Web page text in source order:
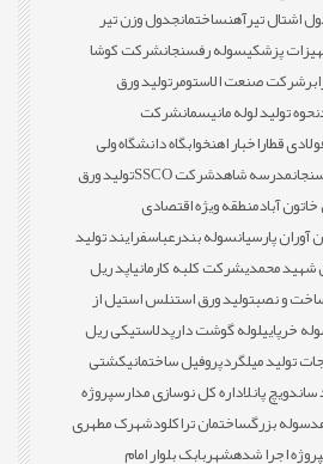
اشتال تیرآهنساختمانجدول وزن تیر
پزشکیسوله رفسنجانشرکت کوشا
شرکت صنعت الاستومرتولید ورق
نحوه تولید لوله مانیسمانشرکت
قطاراخبار اهنخوابگاه دانشگاه ولی
مدرسه شاهدشرکت SSCO
تولید ورق
آبادمنطقه ویژه اقتصادی
پارسیانسوله بندرعباسفرایند تولید
شهید محمدیشرکت کلبه کارمانیاپد ریل
و نصبتولید ورق استنلس استیل از
خرپاییلوله گوشت دارپدلاستیکی ریل
تولید میلگردپروفیل ساختمانیکشتی
ساندویچ پانلاداره کل نوسازی مدارسپروژه
سوله بزرگساختمان تراکلودشهرک مطهری
پروژه اجرا شدهشهربابک بلوار امام